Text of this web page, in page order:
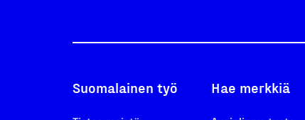
Suomalainen työ Hae merkkiä